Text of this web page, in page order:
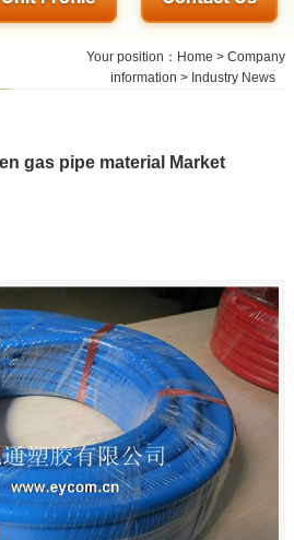
Your position： Home > Company
information > Industry News
gas pipe material Market